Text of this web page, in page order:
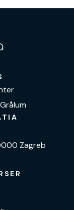
Zagreb